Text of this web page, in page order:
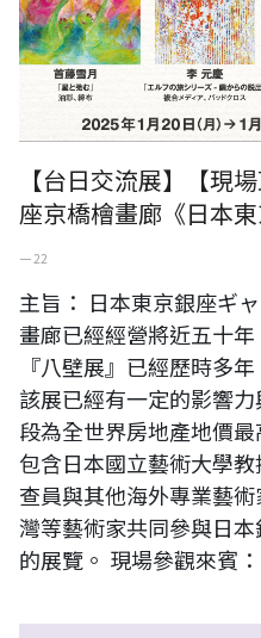
【台日交流展】【現
座京橋檜畫廊《日本東
一 22
主旨： 日本東京銀座ギ
畫廊已經經營將近五十
『八壁展』已經歷時多
該展已經有一定的影響
段為全世界房地產地價
包含日本國立藝術大學
查員與其他海外專業藝
灣等藝術家共同參與日
的展覽。 現場參觀來賓